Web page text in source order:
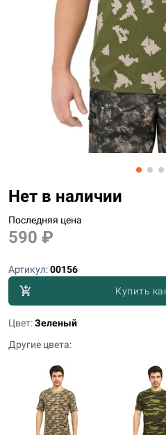
Нет в наличии
Последняя цена
590 ₽
Артикул:00156
add_shopping_cart Купить
Цвет:Зеленый
Другие цвета: